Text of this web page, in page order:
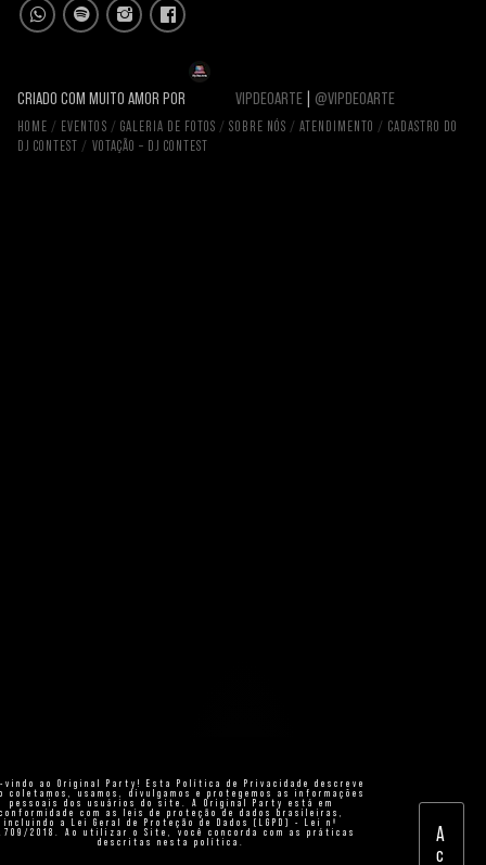
CRIADO COM MUITO AMOR POR VIPDEOARTE @VIPDEOARTE
HOME EVENTOS GALERIA DE FOTOS SOBRE NÓS ATENDIMENTO
CADASTRO DO
DJ CONTEST
VOTAÇÃO – DJ CONTEST
vindo ao Original Party! Esta Política de Privacidade descreve
coletamos, usamos, divulgamos e protegemos as informações
pessoais dos usuários do site. A Original Party está em
com as leis de proteção de dados brasileiras,
incluindo a Lei Geral de Proteção de Dados (LGPD) - Lei nº
2018. Ao utilizar o Site, você concorda com as práticas
descritas nesta política.
A
c